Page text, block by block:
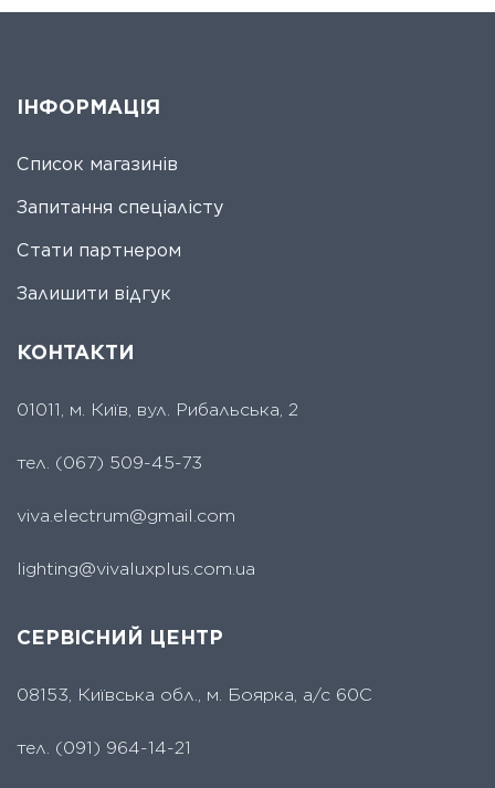
ІНФОРМАЦІЯ
Список магазинів
Запитання спеціалісту
Стати партнером
Залишити відгук
КОНТАКТИ
01011, м. Київ, вул. Рибальська, 2
тел. (067) 509-45-73
viva.electrum@gmail.com
lighting@vivaluxplus.com.ua
СЕРВІСНИЙ ЦЕНТР
08153, Київська обл., м. Боярка, а/с 60С
тел. (091) 964-14-21